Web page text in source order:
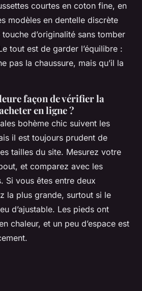
courtes en coton fine, en
modèles en dentelle discrète
d’originalité sans tomber
tout est de garder l’équilibre :
pas la chaussure, mais qu’il la
façon de vérifier la
en ligne ?
bohème chic suivent les
il est toujours prudent de
tailles du site. Mesurez votre
et comparez avec les
Si vous êtes entre deux
la plus grande, surtout si le
d’ajustable. Les pieds ont
chaleur, et un peu d’espace est